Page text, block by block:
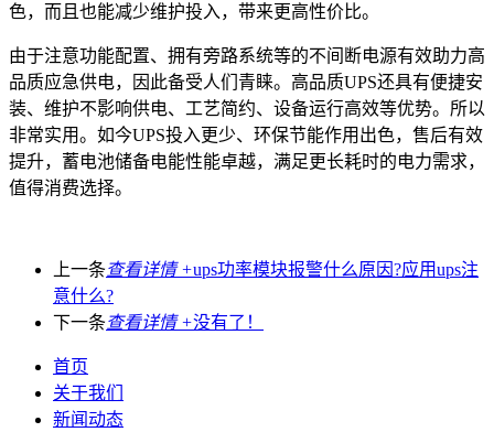
色，而且也能减少维护投入，带来更高性价比。
由于注意功能配置、拥有旁路系统等的不间断电源有效助力高
品质应急供电，因此备受人们青睐。高品质UPS还具有便捷安
装、维护不影响供电、工艺简约、设备运行高效等优势。所以
非常实用。如今UPS投入更少、环保节能作用出色，售后有效
提升，蓄电池储备电能性能卓越，满足更长耗时的电力需求，
值得消费选择。
上一条查看详情 +ups功率模块报警什么原因?应用ups注
意什么?
下一条查看详情 +没有了！
首页
关于我们
新闻动态